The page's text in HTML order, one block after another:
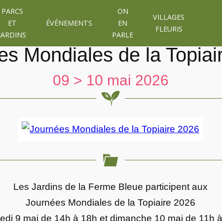
PARCS
ET
ÉVÉNEMENTS
ON
EN
PARLE
VILLAGES
FLEURIS
Mondiales de la
09 > 10 mai 2026
Les Jardins de la Ferme Bleue participent aux
Journées Mondiales de la Topiaire 2026
9 mai de 14h à 18h et dimanche 10 mai de 11h